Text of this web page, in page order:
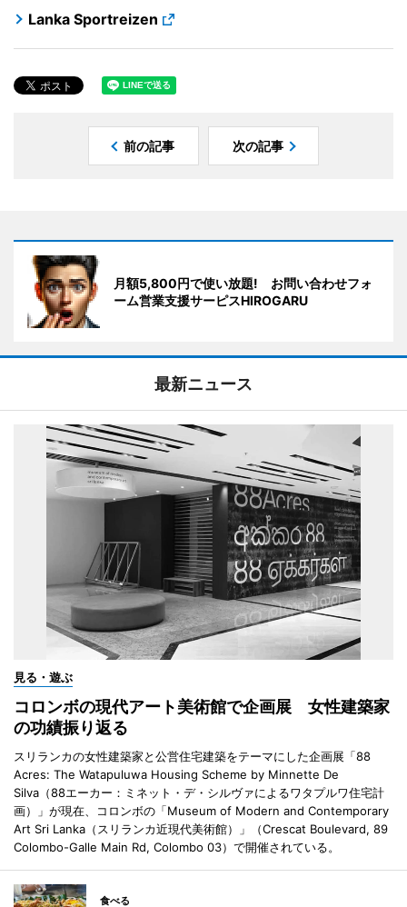
Lanka Sportreizen
前の記事 次の記事
月額5,800円で使い放題! お問い合わせフォ
ーム営業支援サーピスHIROGARU
最新ニュース
見る・遊ぶ
コロンボの現代アート美術館で企画展 女性建築家
の功績振り返る
スリランカの女性建築家と公営住宅建築をテーマにした企画展「88
Acres: The Watapuluwa Housing Scheme by Minnette De
Silva（88エーカー：ミネット・デ・シルヴァによるワタプルワ住宅計
画）」が現在、コロンボの「Museum of Modern and Contemporary
Art Sri Lanka（スリランカ近現代美術館）」（Crescat Boulevard, 89
Colombo-Galle Main Rd, Colombo 03）で開催されている。
食べる